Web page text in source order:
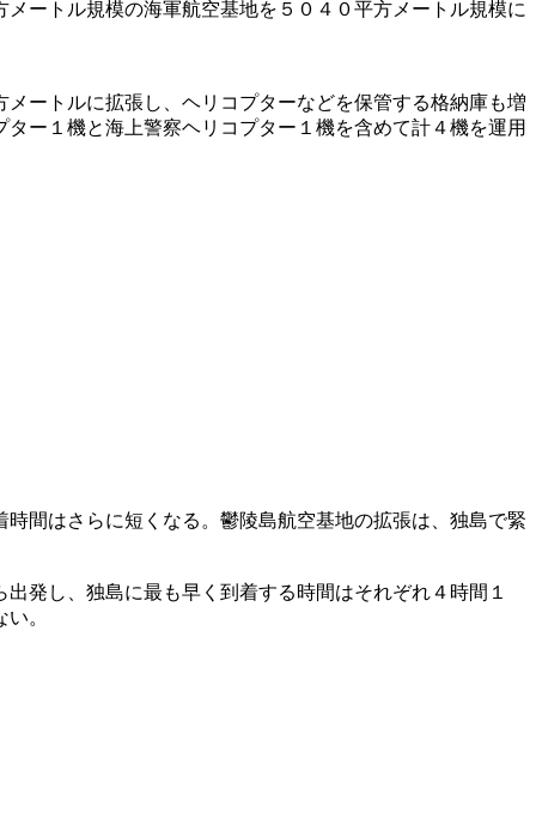
ートル規模の海軍航空基地を５０４０平方メートル規模に
ートルに拡張し、ヘリコプターなどを保管する格納庫も増
ー１機と海上警察ヘリコプター１機を含めて計４機を運用
間はさらに短くなる。鬱陵島航空基地の拡張は、独島で緊
発し、独島に最も早く到着する時間はそれぞれ４時間１
。